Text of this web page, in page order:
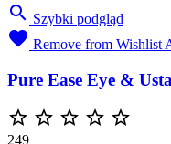
 Szybki podgląd
 Remove from Wishlist
Pure Ease Eye &
    
249